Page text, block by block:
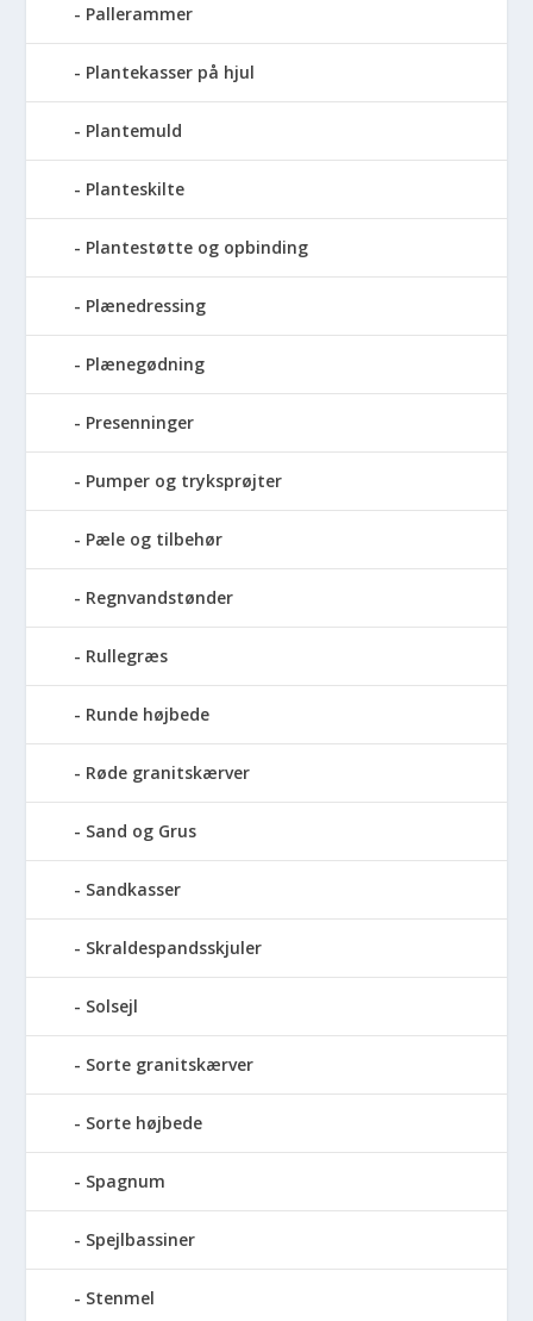
Pallerammer
Plantekasser på hjul
Plantemuld
Planteskilte
Plantestøtte og opbinding
Plænedressing
Plænegødning
Presenninger
Pumper og tryksprøjter
Pæle og tilbehør
Regnvandstønder
Rullegræs
Runde højbede
Røde granitskærver
Sand og Grus
Sandkasser
Skraldespandsskjuler
Solsejl
Sorte granitskærver
Sorte højbede
Spagnum
Spejlbassiner
Stenmel